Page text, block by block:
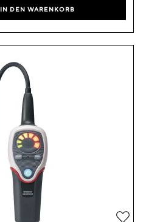
IN DEN WARENKORB
Zur